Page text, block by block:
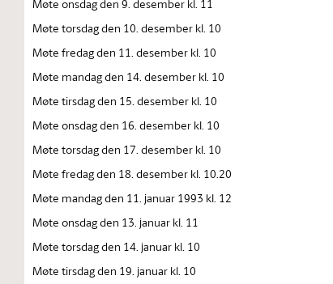
Møte onsdag den 9. desember kl. 11
Møte torsdag den 10. desember kl. 10
Møte fredag den 11. desember kl. 10
Møte mandag den 14. desember kl. 10
Møte tirsdag den 15. desember kl. 10
Møte onsdag den 16. desember kl. 10
Møte torsdag den 17. desember kl. 10
Møte fredag den 18. desember kl. 10.20
Møte mandag den 11. januar 1993 kl. 12
Møte onsdag den 13. januar kl. 11
Møte torsdag den 14. januar kl. 10
Møte tirsdag den 19. januar kl. 10